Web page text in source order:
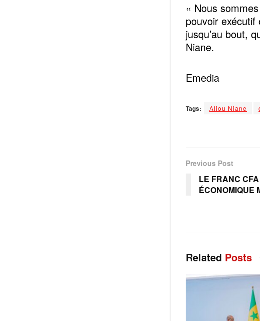
« Nous
pouvoir
jusqu’au bout,
Niane.
Emedia
Tags: Aliou Niane
Previous Post
LE FRANC
ÉCONOMIQUE
Related Posts